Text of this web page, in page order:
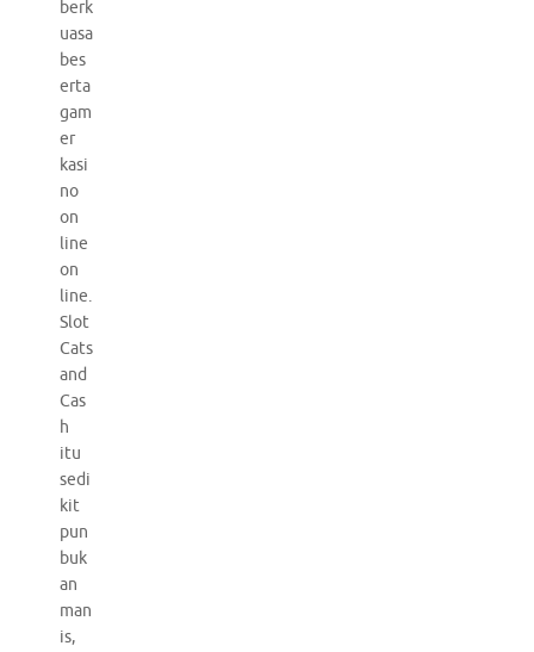
berk
uasa
bes
erta
gam
er
kasi
no
on
line
on
line.
Slot
Cats
and
Cas
h
itu
sedi
kit
pun
buk
an
man
is,